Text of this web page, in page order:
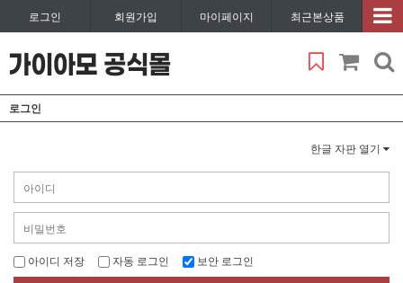
로그인 회원가입 마이페이지 최근본상품
로그인
한글 자판 열기
아이디 저장 자동 로그인 보안 로그인